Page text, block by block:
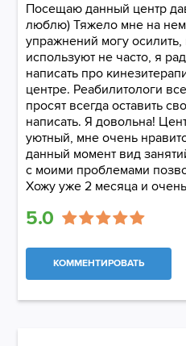
Посещаю данный центр
люблю) Тяжело мне на нем
упражнений могу осилить,
используют не часто, я
написать про
центре. Реабилитологи
просят всегда оставить
написать. Я довольна!
уютный, мне очень
данный момент вид
с моими проблемами
Хожу уже 2 месяца и
5.0
КОММЕНТИРОВАТЬ